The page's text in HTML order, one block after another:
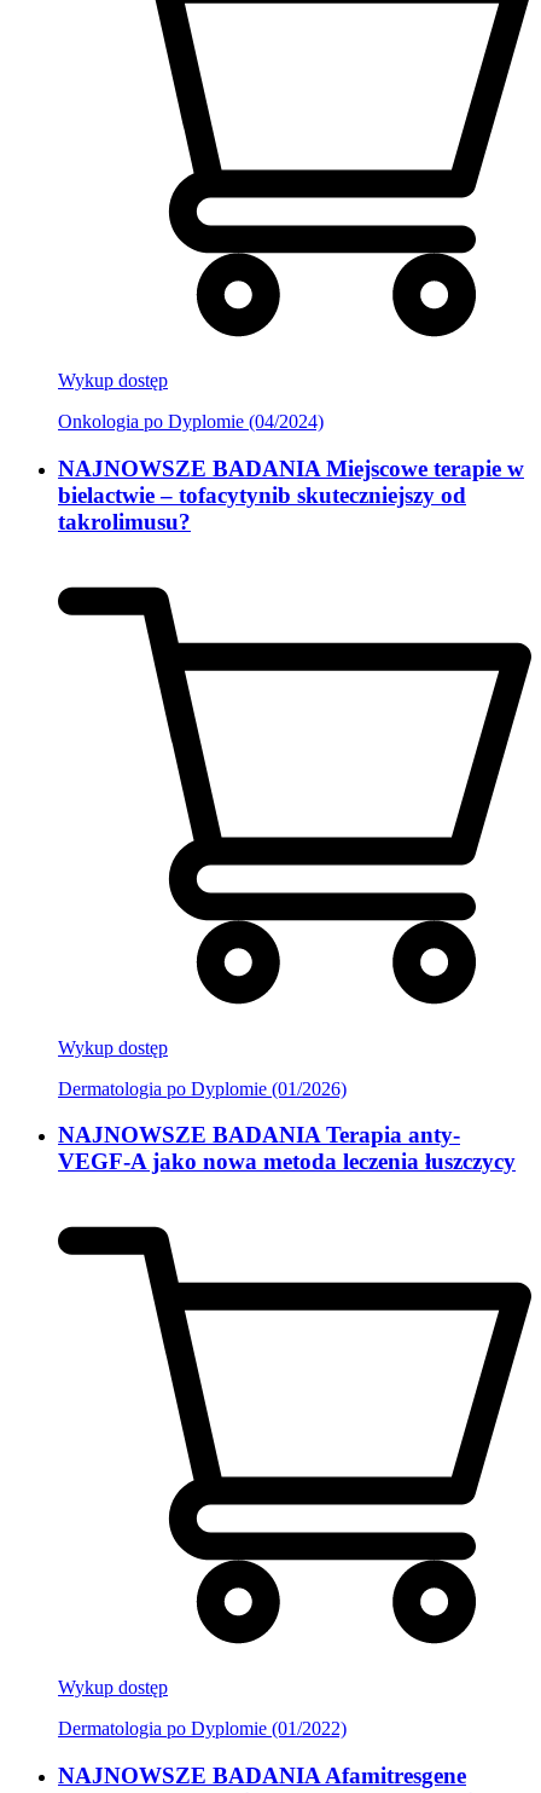
Wykup dostęp
Onkologia po Dyplomie (04/2024)
NAJNOWSZE BADANIA Miejscowe terapie w
bielactwie – tofacytynib skuteczniejszy od
takrolimusu?
Wykup dostęp
Dermatologia po Dyplomie (01/2026)
NAJNOWSZE BADANIA Terapia anty-
VEGF-A jako nowa metoda leczenia łuszczycy
Wykup dostęp
Dermatologia po Dyplomie (01/2022)
NAJNOWSZE BADANIA Afamitresgene